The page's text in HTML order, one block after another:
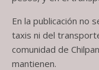
En la publicación no
taxis ni del
comunidad de
mantienen.